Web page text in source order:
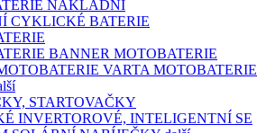
NÁKLADNÍ
CYKLICKÉ BATERIE
BANNER MOTOBATERIE
VARTA MOTOBATERIE
STARTOVAČKY
INVERTOROVÉ, INTELIGENTNÍ SE